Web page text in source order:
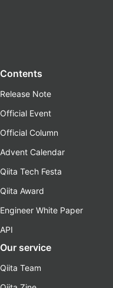
Contents
Release Note
Official Event
Official Column
Advent Calendar
Qiita Tech Festa
Qiita Award
Engineer White Paper
API
Our service
Qiita Team